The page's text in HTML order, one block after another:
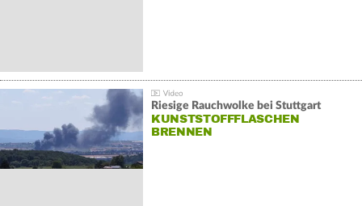
Riesige Rauchwolke bei Stuttgart
KUNSTSTOFFFLASCHEN
BRENNEN